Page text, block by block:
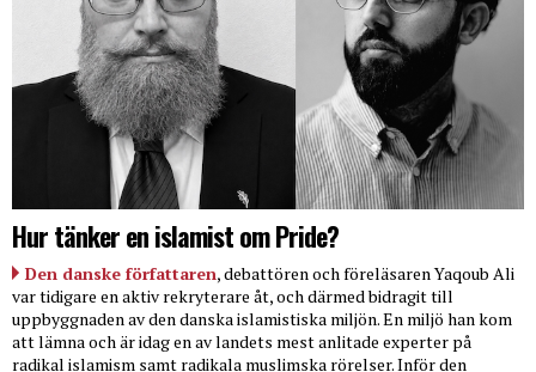
Hur tänker en islamist om Pride?
Den danske författaren, debattören och föreläsaren Yaqoub Ali
var tidigare en aktiv rekryterare åt, och därmed bidragit till
uppbyggnaden av den danska islamistiska miljön. En miljö han kom
att lämna och är idag en av landets mest anlitade experter på
radikal islamism samt radikala muslimska rörelser. Inför den